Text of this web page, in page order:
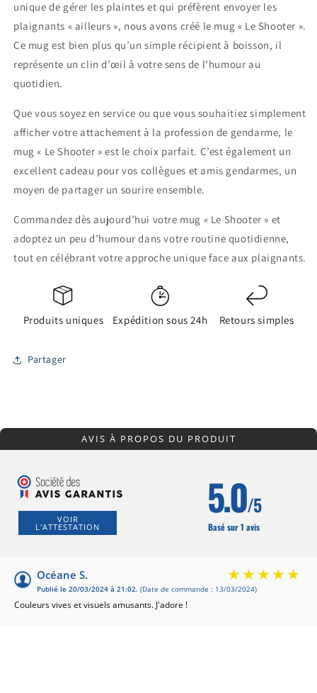
unique de gérer les plaintes et qui préfèrent envoyer les
plaignants « ailleurs », nous avons créé le mug « Le Shooter ».
Ce mug est bien plus qu’un simple récipient à boisson, il
représente un clin d’œil à votre sens de l’humour au
quotidien.
Que vous soyez en service ou que vous souhaitiez simplement
afficher votre attachement à la profession de gendarme, le
mug « Le Shooter » est le choix parfait. C’est également un
excellent cadeau pour vos collègues et amis gendarmes, un
moyen de partager un sourire ensemble.
Commandez dès aujourd’hui votre mug « Le Shooter » et
adoptez un peu d’humour dans votre routine quotidienne,
tout en célébrant votre approche unique face aux plaignants.
Produits uniques Expédition sous 24h Retours simples
Partager
AVIS À PROPOS DU PRODUIT
VOIR
L'ATTESTATION
5.0/5
Basé sur 1 avis
Océane S.
Publié le 20/03/2024 à 21:02. (Date de commande : 13/03/2024)
Couleurs vives et visuels amusants. J'adore !